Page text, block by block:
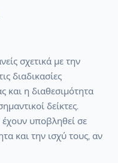
σχετικά με την
διαδικασίες
και η διαθεσιμότητα
δείκτες.
υποβληθεί σε
και την ισχύ τους, αν